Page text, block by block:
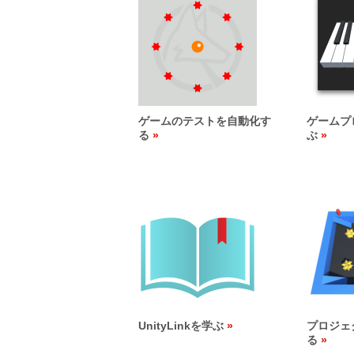
ゲームのテストを自動化す
る
ゲームプ
ぶ
UnityLinkを学ぶ
プロジ
る